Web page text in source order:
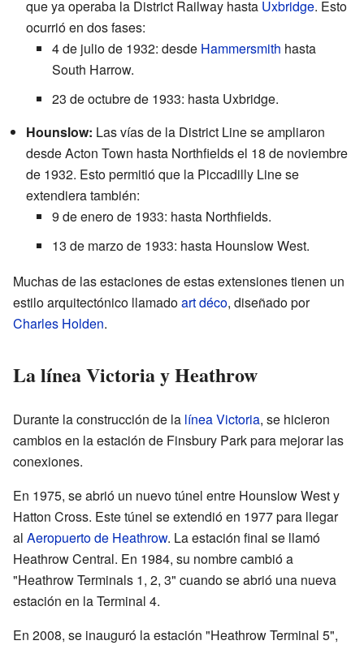
que ya operaba la District Railway hasta Uxbridge. Esto
ocurrió en dos fases:
4 de julio de 1932: desde Hammersmith hasta
South Harrow.
23 de octubre de 1933: hasta Uxbridge.
Hounslow: Las vías de la District Line se ampliaron
desde Acton Town hasta Northfields el 18 de noviembre
de 1932. Esto permitió que la Piccadilly Line se
extendiera también:
9 de enero de 1933: hasta Northfields.
13 de marzo de 1933: hasta Hounslow West.
Muchas de las estaciones de estas extensiones tienen un
estilo arquitectónico llamadoart déco, diseñado por
Charles Holden.
La línea Victoria y Heathrow
Durante la construcción de la línea Victoria, se hicieron
cambios en la estación de Finsbury Park para mejorar las
conexiones.
En 1975, se abrió un nuevo túnel entre Hounslow West y
Hatton Cross. Este túnel se extendió en 1977 para llegar
al Aeropuerto de Heathrow. La estación final se llamó
Heathrow Central. En 1984, su nombre cambió a
"Heathrow Terminals 1, 2, 3" cuando se abrió una nueva
estación en la Terminal 4.
En 2008, se inauguró la estación "Heathrow Terminal 5",